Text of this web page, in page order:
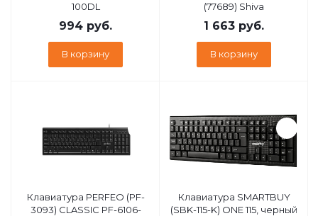
100DL
994 руб.
В корзину
(77689) Shiva
1 663 руб.
В корзину
Клавиатура PERFEO (PF-
3093) CLASSIC PF-6106-
Клавиатура SMARTBUY
(SBK-115-K) ONE 115, черный